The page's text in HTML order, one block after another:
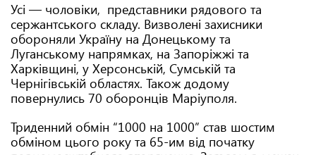
Усі — чоловіки, представники рядового та
сержантського складу. Визволені захисники
обороняли Україну на Донецькому та
Луганському напрямках, на Запоріжжі та
Харківщині, у Херсонській, Сумській та
Чернігівській областях. Також додому
повернулись 70 оборонців Маріуполя.
Триденний обмін “1000 на 1000” став шостим
обміном цього року та 65-им від початку